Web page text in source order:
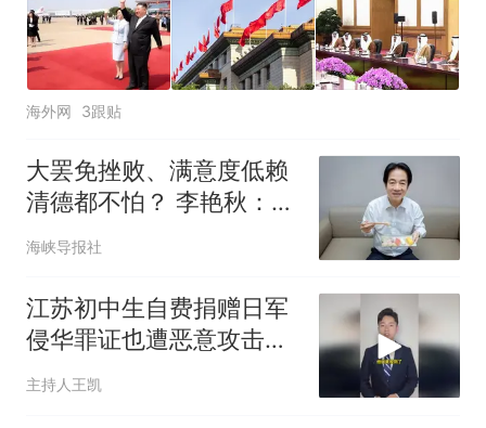
海外网 3跟贴
大罢免挫败、满意度低赖
清德都不怕？ 李艳秋：
“抗中保台”仍是唯一重点
海峡导报社
江苏初中生自费捐赠日军
侵华罪证也遭恶意攻击，
警方已依法传唤一名违法
主持人王凯